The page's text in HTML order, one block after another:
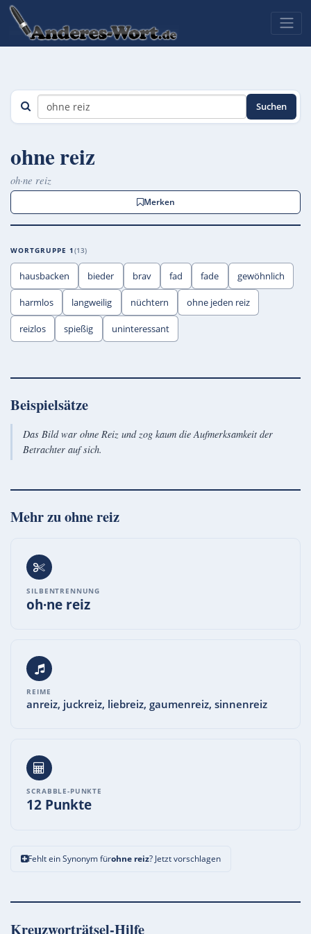
Suchen
ohne reiz
oh·ne reiz
Merken
WORTGRUPPE 1 13
hausbacken bieder brav fad fade gewöhnlich
harmlos langweilig nüchtern ohne jeden reiz
reizlos spießig uninteressant
Beispielsätze
Das Bild war ohne Reiz und zog kaum die Aufmerksamkeit der
Betrachter auf sich.
Mehr zuohne reiz
SILBENTRENNUNG
oh·ne reiz
REIME
anreiz, juckreiz, liebreiz, gaumenreiz, sinnenreiz
SCRABBLE-PUNKTE
12 Punkte
Fehlt ein Synonym fürohne reiz? Jetzt vorschlagen
Kreuzworträtsel-Hilfe